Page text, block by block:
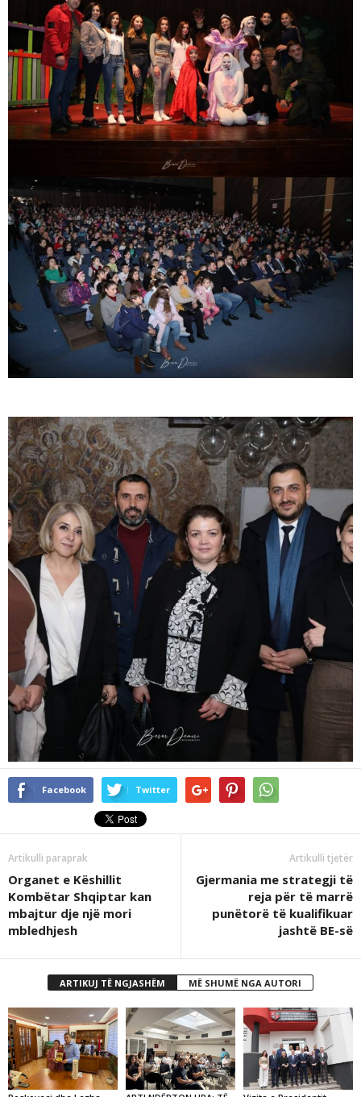
Facebook Twitter
Artikulli paraprak
Organet e Këshillit
Kombëtar Shqiptar kan
mbajtur dje një mori
mbledhjesh
Artikulli tjetër
Gjermania me strategji të
reja për të marrë
punëtorë të kualifikuar
jashtë BE-së
ARTIKUJ TË NGJASHËM MË SHUMË NGA AUTORI